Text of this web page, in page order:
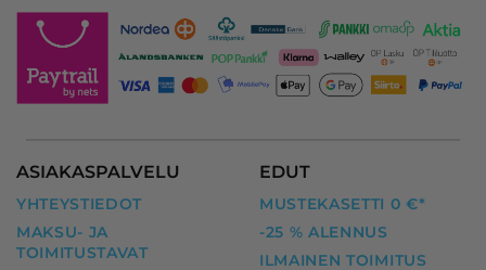
ASIAKASPALVELU
YHTEYSTIEDOT
MAKSU- JA
TOIMITUSTAVAT
EDUT
MUSTEKASETTI 0 €*
-25 % ALENNUS
ILMAINEN TOIMITUS